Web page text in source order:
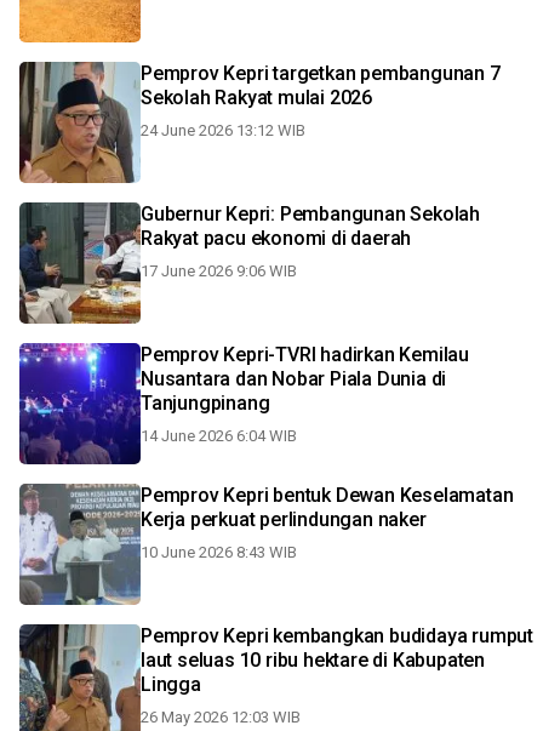
Pemprov Kepri targetkan pembangunan 7
Sekolah Rakyat mulai 2026
24 June 2026 13:12 WIB
Gubernur Kepri: Pembangunan Sekolah
Rakyat pacu ekonomi di daerah
17 June 2026 9:06 WIB
Pemprov Kepri-TVRI hadirkan Kemilau
Nusantara dan Nobar Piala Dunia di
Tanjungpinang
14 June 2026 6:04 WIB
Pemprov Kepri bentuk Dewan Keselamatan
Kerja perkuat perlindungan naker
10 June 2026 8:43 WIB
Pemprov Kepri kembangkan budidaya rumput
laut seluas 10 ribu hektare di Kabupaten
Lingga
26 May 2026 12:03 WIB